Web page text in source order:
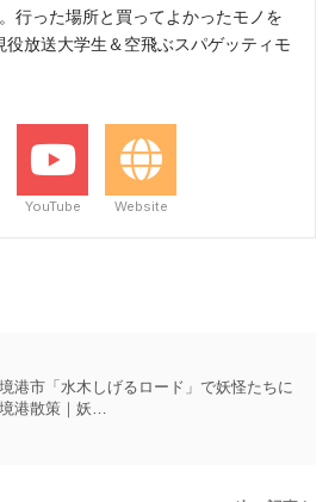
行った場所と買ってよかったモノを
放送大学生＆空飛ぶスパゲッティモ
YouTube Website
港市「水木しげるロード」で妖怪たちに
港散策｜妖…